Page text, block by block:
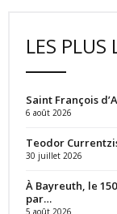
LES PLUS
Saint François
6 août 2026
Teodor
30 juillet 2026
À Bayreuth, le
par…
5 août 2026